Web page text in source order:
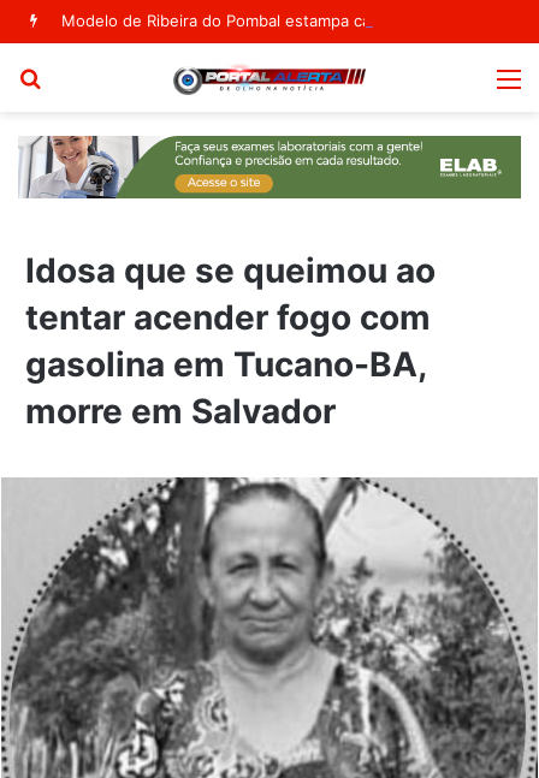
Idosa que se queimou ao
tentar acender fogo com
gasolina em Tucano-BA,
morre em Salvador